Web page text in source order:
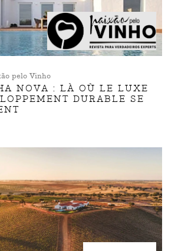
pelo Vinho
NOVA : LÀ OÙ LE LUXE
DURABLE SE